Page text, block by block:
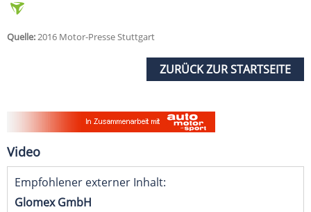
Quelle:2016 Motor-Presse Stuttgart
ZURÜCK ZUR STARTSEITE
Video
Empfohlener externer Inhalt:
Glomex GmbH